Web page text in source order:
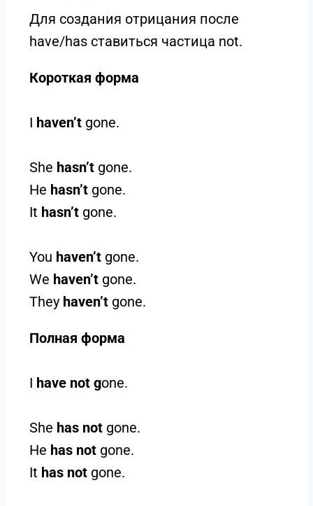
Для создания отрицания после
have/has ставиться частица not.
Короткая форма
I haven’t gone.
She hasn’t gone.
He hasn’t gone.
It hasn’t gone.
You haven’t gone.
We haven’t gone.
They haven’t gone.
Полная форма
I have not gone.
She has not gone.
He has not gone.
It has not gone.